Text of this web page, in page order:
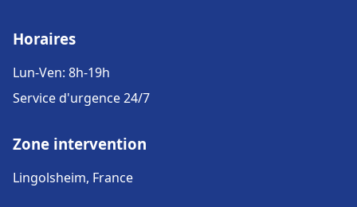
Horaires
Lun-Ven: 8h-19h
Service d'urgence 24/7
Zone intervention
Lingolsheim, France